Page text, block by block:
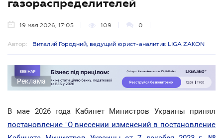
газораспределителей
19 мая 2026, 17:05 109 0
Автор: Виталий Городний, ведущий юрист-аналитик LIGA ZAKON
Реклама
В мае 2026 года Кабинет Министров Украины принял
постановление "О внесении изменений в постановление